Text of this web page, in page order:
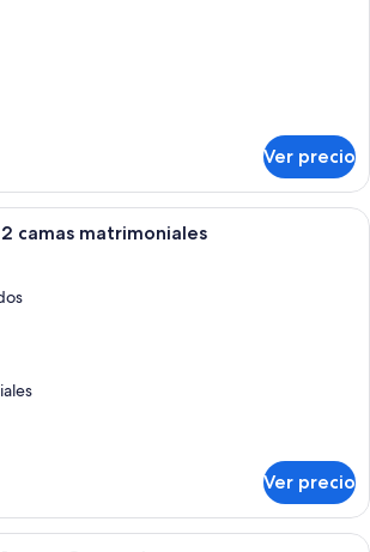
Ver precio
Habitación de hotel con dos camas,
camas matrimoniales
Ver precio
Habitación de hotel con una cama